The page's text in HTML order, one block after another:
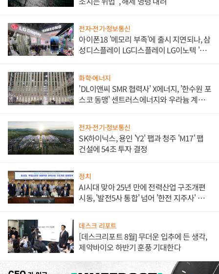
전자·전기·정보통신
아이폰18 '메모리 부족'에 출시 지연되나, 삼
성디스플레이 LG디스플레이 LG이노텍 '탈
화학·에너지
'DL이앤씨 SMR 협력사' X에너지, '한수원 포
스코 동맹' 센트러스에너지와 우라늄 계약
전자·전기·정보통신
SK하이닉스, 용인 'Y2' 팹과 청주 'M17' 팹
건설에 54조 투자 결정
정치
AI시대 맞아 25년 만에 전력산업 구조개편
시동, '발전5사 통합' 넘어 '한전 지주사' 재편
데스크 리포트
[데스크리포트 8월] 무더운 입추에 든 생각,
제약바이오 하반기 훈풍 기대한다